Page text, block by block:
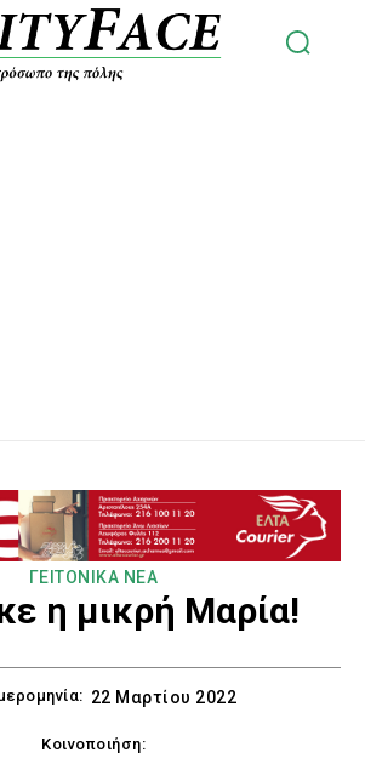
ΓΕΙΤΟΝΙΚΑ ΝΕΑ
η μικρή Μαρία!
22 Μαρτίου 2022
Κοινοποιήση: